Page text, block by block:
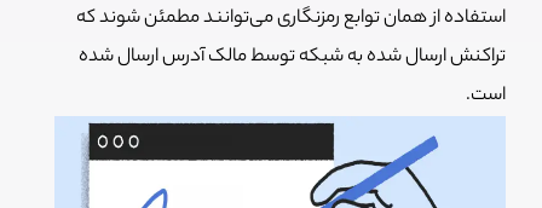
استفاده از همان توابع رمزنگاری می‌توانند مطمئن شوند که
تراکنش ارسال شده به شبکه توسط مالک آدرس ارسال شده
است.